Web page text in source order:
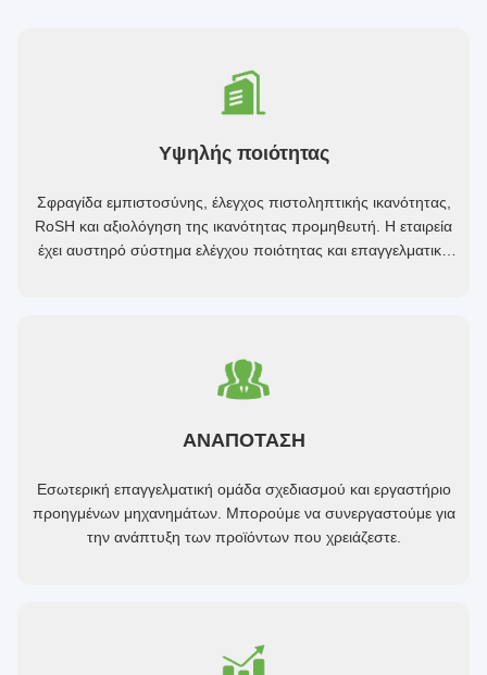
Υψηλής ποιότητας
Σφραγίδα εμπιστοσύνης, έλεγχος πιστοληπτικής ικανότητας,
RoSH και αξιολόγηση της ικανότητας προμηθευτή. Η εταιρεία
έχει αυστηρό σύστημα ελέγχου ποιότητας και επαγγελματικό
ΑΝΑΠΟΤΑΣΗ
Εσωτερική επαγγελματική ομάδα σχεδιασμού και εργαστήριο
προηγμένων μηχανημάτων. Μπορούμε να συνεργαστούμε για
την ανάπτυξη των προϊόντων που χρειάζεστε.